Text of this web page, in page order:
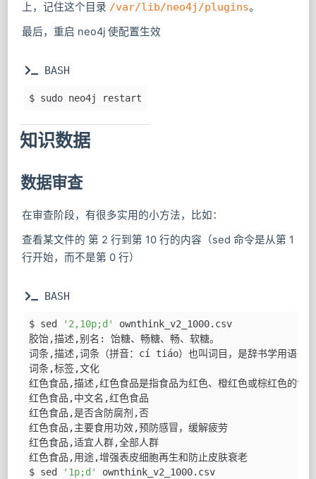
上，记住这个目录 /var/lib/neo4j/plugins。
最后，重启 neo4j 使配置生效
BASH
$ sudo neo4j restart
知识数据
数据审查
在审查阶段，有很多实用的小方法，比如：
查看某文件的 第 2 行到第 10 行的内容（sed 命令是从第 1
行开始，而不是第 0 行）
BASH
$ sed '2,10p;d'
ownthink_v2_1000.csv
胶饴,描述,别名: 饴糖、畅糖、畅、软糖。
词条,描述,词条（拼音：cí tiáo）也叫词目，是辞书学用语，指
词条,标签,文化
红色食品,描述,红色食品是指食品为红色、橙红色或棕红色的食
红色食品,中文名,红色食品
红色食品,是否含防腐剂,否
红色食品,主要食用功效,预防感冒，缓解疲劳
红色食品,适宜人群,全部人群
红色食品,用途,增强表皮细胞再生和防止皮肤衰老
$ sed
'1p;d'
ownthink_v2_1000.csv